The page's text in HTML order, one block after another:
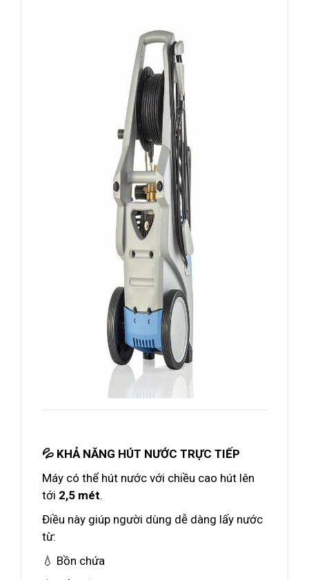
💦 KHẢ NĂNG HÚT NƯỚC TRỰC TIẾP
Máy có thể hút nước với chiều cao hút lên
tới 2,5 mét.
Điều này giúp người dùng dễ dàng lấy nước
từ:
💧 Bồn chứa